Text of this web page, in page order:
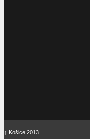
↑ Košice 2013